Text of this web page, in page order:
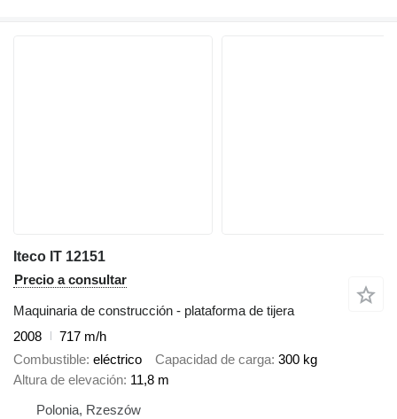
Iteco IT 12151
Precio a consultar
Maquinaria de construcción - plataforma de tijera
2008
717 m/h
Combustible eléctrico Capacidad de carga 300 kg
Altura de elevación 11,8 m
Polonia, Rzeszów